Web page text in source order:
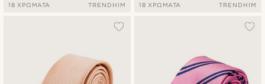
18 ΧΡΏΜΑΤΑ TRENDHIM 18 ΧΡΏΜΑΤΑ TRENDHIM